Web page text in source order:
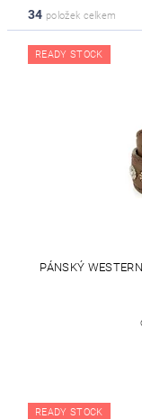
34 položek celkem
READY STOCK
PÁNSKÝ
READY STOCK